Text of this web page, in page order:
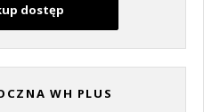
dostęp
WH PLUS